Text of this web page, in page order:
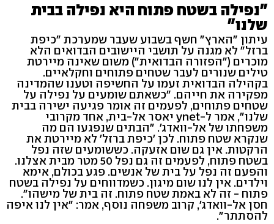
"נפילה בשטח פתוח היא נפילה בבית
שלנו"
עיתון "הארץ" חשף בשבוע שעבר שמערכת "כיפת
ברזל" לא מגנה על תושבי היישובים הבדואים הלא
מוכרים ("הפזורה הבדואית") משום שאינה מיירטת
טילים שנורים לעבר שטחים פתוחים וחקלאיים.
בקהילה הבדואית זעמו על החשיפה וטענו שהמדינה
מפקירה את חייהם. "כשאתם שומעים על נפילה על
שטחים פתוחים, לפעמים זה אומר פגיעה ישירה בבית
שלנו", אמר ל-ynet יאסר אל-בית, אחד מקרובי
משפחתו של אל-וואדג'. "הבתים שנפגעו הם מה
שנקרא שטח פתוח. לכן 'כיפת ברזל' לא מיירטת את
הרקטות. אין גם שום אזעקה. כששומעים שזה נפל
בשטח פתוח, לפעמים זה גם נפל 50 מטר מבית אצלנו.
והפעם זה נפל על בית של אנשים. פגע בכולם, אימא
וילדים. אין לנו שום מיגון. כשמדווחים על נפילה בשטח
פתוח - זה לא באמת שטח פתוח. זה בית של מישהו".
חסן אל-וואדג', קרוב משפחה נוסף, אמר: "אין לנו איפה
להסתתר".